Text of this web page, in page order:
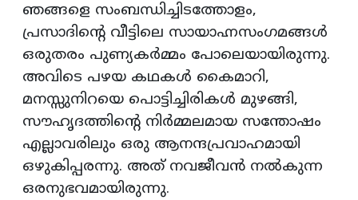
ഞങ്ങളെ സംബന്ധിച്ചിടത്തോളം,
പ്രസാദിന്റെ വീട്ടിലെ സായാഹ്നസംഗമങ്ങൾ
ഒരുതരം പുണ്യകർമ്മം പോലെയായിരുന്നു.
അവിടെ പഴയ കഥകൾ കൈമാറി,
മനസ്സുനിറയെ പൊട്ടിച്ചിരികൾ മുഴങ്ങി,
സൗഹൃദത്തിന്റെ നിർമ്മലമായ സന്തോഷം
എല്ലാവരിലും ഒരു ആനന്ദപ്രവാഹമായി
ഒഴുകിപ്പരന്നു. അത് നവജീവൻ നൽകുന്ന
ഒരനുഭവമായിരുന്നു.